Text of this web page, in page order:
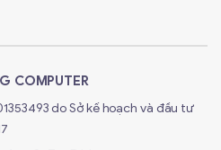
COMPUTER
do Sở kế hoạch và đầu tư